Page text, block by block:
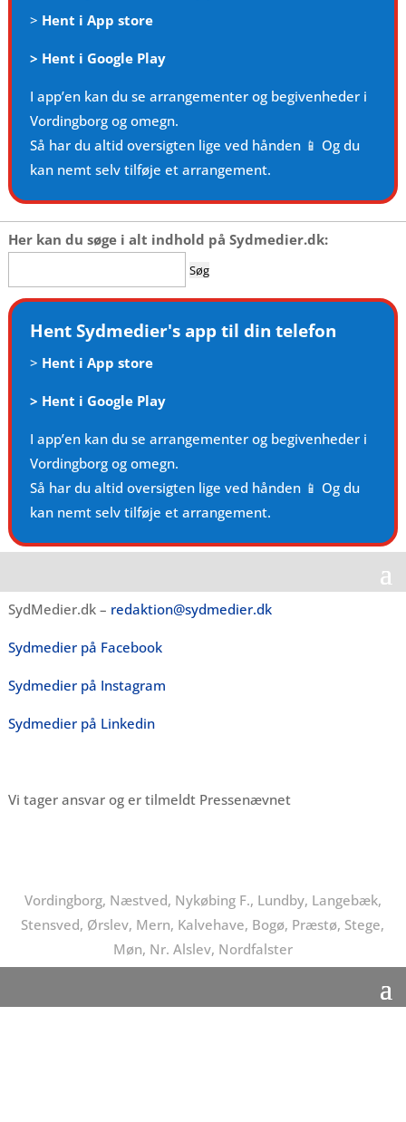
> Hent i App store
> Hent i Google Play
I app’en kan du se arrangementer og begivenheder i
Vordingborg og omegn.
Så har du altid oversigten lige ved hånden 📱 Og du
kan nemt selv tilføje et arrangement.
Her kan du søge i alt indhold på Sydmedier.dk:
efter:
Hent Sydmedier's app til din telefon
> Hent i App store
> Hent i Google Play
I app’en kan du se arrangementer og begivenheder i
Vordingborg og omegn.
Så har du altid oversigten lige ved hånden 📱 Og du
kan nemt selv tilføje et arrangement.
SydMedier.dk – redaktion@sydmedier.dk
Sydmedier på Facebook
Sydmedier på Instagram
Sydmedier på Linkedin
Vi tager ansvar og er tilmeldt Pressenævnet
Vordingborg, Næstved, Nykøbing F., Lundby, Langebæk,
Stensved, Ørslev, Mern, Kalvehave, Bogø, Præstø, Stege,
Møn, Nr. Alslev, Nordfalster